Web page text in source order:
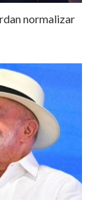
normalizar